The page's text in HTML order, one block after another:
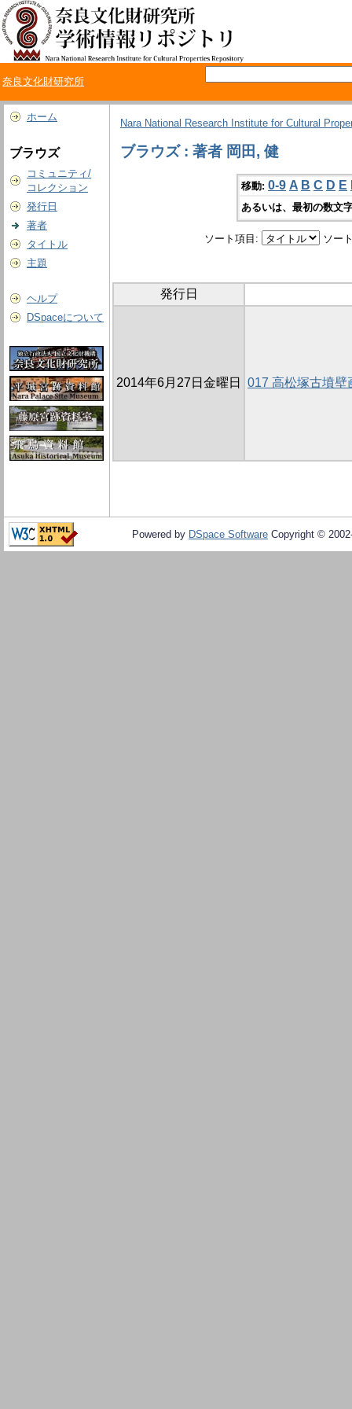
奈良文化財研究所
ホーム
ブラウズ
コミュニティ/
コレクション
発行日
著者
タイトル
主題
ヘルプ
DSpaceについて
Nara National Research Institute for Cultural
ブラウズ : 著者 岡田, 健
移動: 0-9 A B C D E
あるいは、最初の数文
ソート項目: ソー
発行日
2014年6月27日金曜日 017 高松塚古墳壁
Powered by DSpace Software Copyright ©